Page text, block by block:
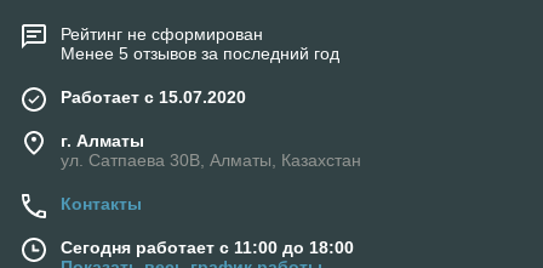
Фиксаторы голеностопного сустава
нагрузки во время ходьбы, бега или занятий спортом.
сустав, уменьшить отек и предотвратить дальнейшие
Рейтинг не сформирован
Менее 5 отзывов за последний год
Работает с 15.07.2020
г. Алматы
ул. Сатпаева 30В, Алматы, Казахстан
Контакты
Сегодня работает с 11:00 до 18:00